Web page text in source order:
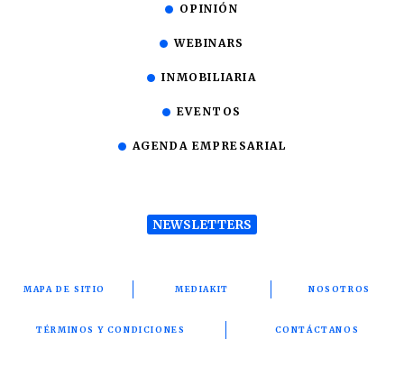
OPINIÓN
WEBINARS
INMOBILIARIA
EVENTOS
AGENDA EMPRESARIAL
NEWSLETTERS
MAPA DE SITIO MEDIAKIT NOSOTROS
TÉRMINOS Y CONDICIONES CONTÁCTANOS